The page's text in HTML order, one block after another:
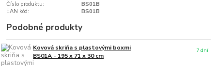
Číslo produktu:
BS01B
EAN kód:
BS01B
Podobné produkty
Kovová skriňa s plastovými boxmi
BS01A - 195 x 71 x 30 cm
7 dní